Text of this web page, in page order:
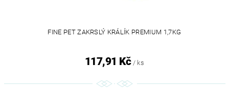
FINE PET ZAKRSLÝ KRÁLÍK PREMIUM 1,7KG
117,91 Kč / ks